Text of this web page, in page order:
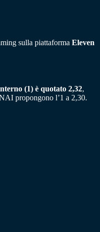
sulla piattaforma Eleven
(1) è quotato 2,32,
propongono l’1 a 2,30.